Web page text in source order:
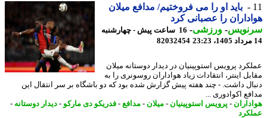
باید او را می فروختیم/ مدافع میلان
را عصبانی کرد
-ورزشی-
16 ساعت پیش - چهارشنبه
82032454
پرویس استوپینیان در دیدار دوستانه میلان
اینتر، انتقادات زیاد هواداران روسونری را به
داشت. - چند هفته پیش گزارش شده بود که دو باشگاه بر سر انتقال این
اکوادوری ...
- پرویس استوپینیان-میلان-مدافع- فدریکو دی مارکو- دیدار دوستانه-